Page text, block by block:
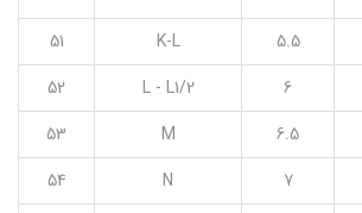
5.5
K-L
51
6
L - L1/2
52
6.5
M
53
7
N
54